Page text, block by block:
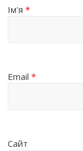
Ім'я*
Email*
Сайт